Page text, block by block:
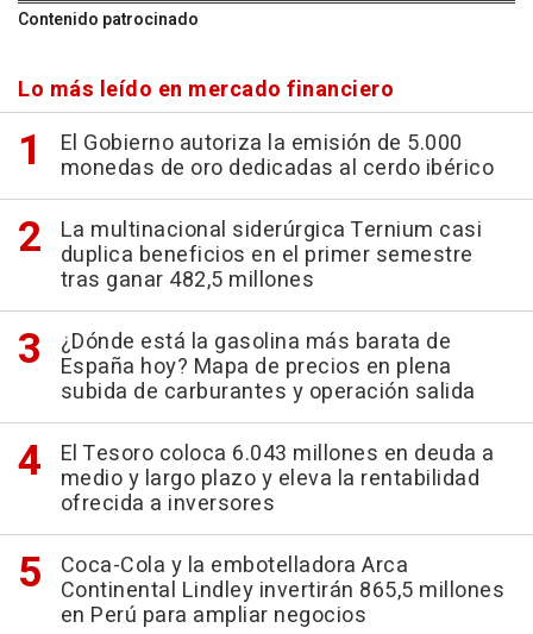
Contenido patrocinado
Lo más leído en mercado financiero
El Gobierno autoriza la emisión de 5.000
monedas de oro dedicadas al cerdo ibérico
La multinacional siderúrgica Ternium casi
duplica beneficios en el primer semestre
tras ganar 482,5 millones
¿Dónde está la gasolina más barata de
España hoy? Mapa de precios en plena
subida de carburantes y operación salida
El Tesoro coloca 6.043 millones en deuda a
medio y largo plazo y eleva la rentabilidad
ofrecida a inversores
Coca-Cola y la embotelladora Arca
Continental Lindley invertirán 865,5 millones
en Perú para ampliar negocios